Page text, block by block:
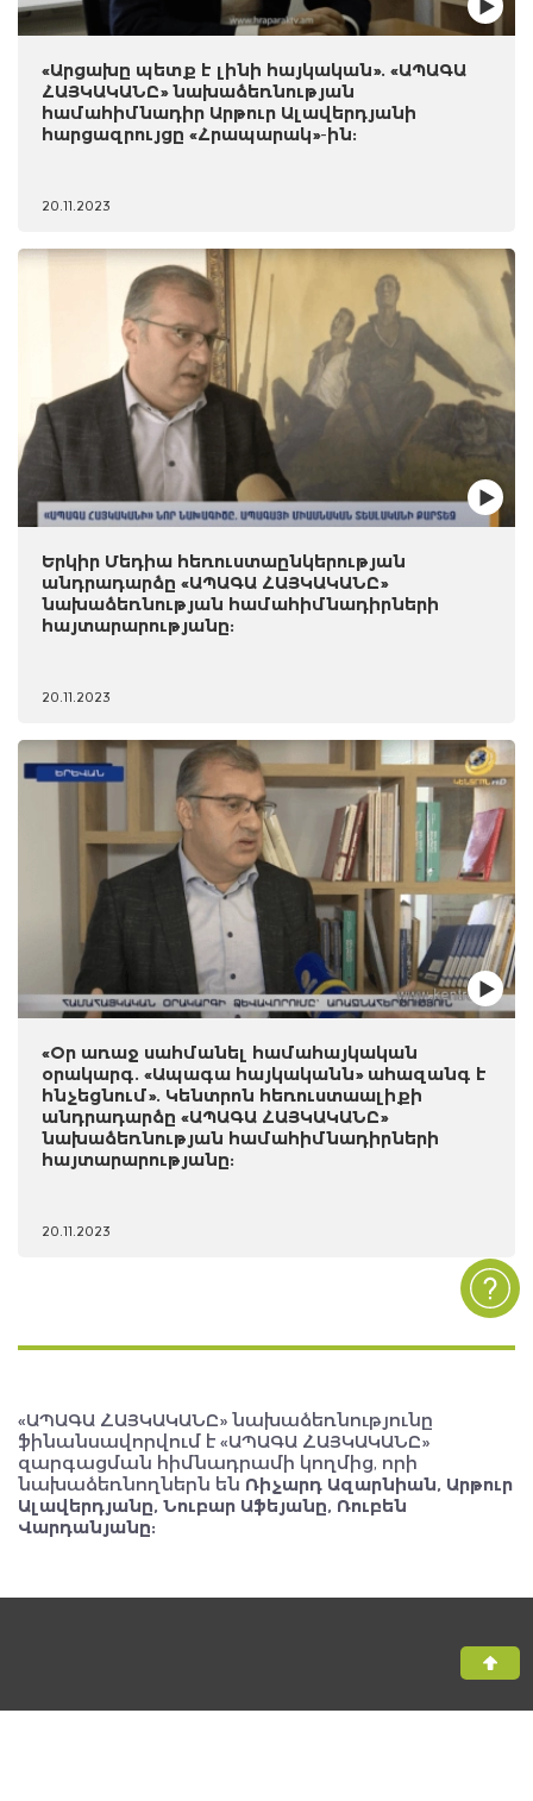
«Արցախը պետք է լինի հայկական». «ԱՊԱԳԱ
ՀԱՅԿԱԿԱՆԸ» նախաձեռնության
համահիմնադիր Արթուր Ալավերդյանի
հարցազրույցը «Հրապարակ»-ին:
20.11.2023
Երկիր Մեդիա հեռուստաընկերության
անդրադարձը «ԱՊԱԳԱ ՀԱՅԿԱԿԱՆԸ»
նախաձեռնության համահիմնադիրների
հայտարարությանը:
20.11.2023
«Օր առաջ սահմանել համահայկական
օրակարգ. «Ապագա հայկականն» ահազանգ է
հնչեցնում». Կենտրոն հեռուստաալիքի
անդրադարձը «ԱՊԱԳԱ ՀԱՅԿԱԿԱՆԸ»
նախաձեռնության համահիմնադիրների
հայտարարությանը:
20.11.2023
«ԱՊԱԳԱ ՀԱՅԿԱԿԱՆԸ» նախաձեռնությունը
ֆինանսավորվում է «ԱՊԱԳԱ ՀԱՅԿԱԿԱՆԸ»
զարգացման հիմնադրամի կողմից, որի
նախաձեռնողներն են Ռիչարդ Ազարնիան, Արթուր
Ալավերդյանը, Նուբար Աֆեյանը, Ռուբեն
Վարդանյանը: